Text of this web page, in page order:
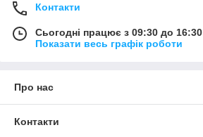
Контакти
Сьогодні працює з 09:30 до 16:30
Показати весь графік роботи
Про нас
Контакти